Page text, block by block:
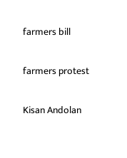
farmers bill
farmers protest
Kisan Andolan